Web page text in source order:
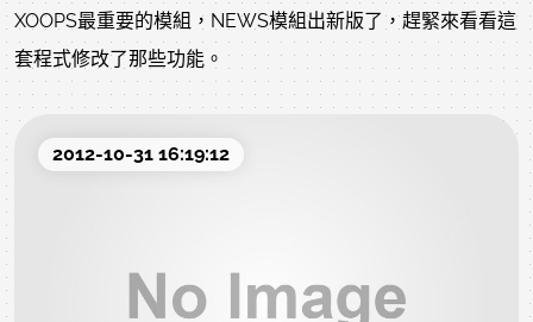
XOOPS最重要的模組，NEWS模組出新版了，趕緊來看看這
套程式修改了那些功能。
2012-10-31 16:19:12